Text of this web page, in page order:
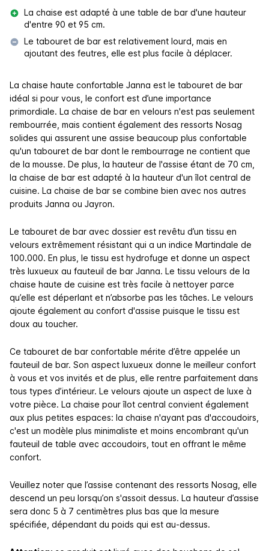
La chaise est adapté à une table de bar d'une hauteur
d'entre 90 et 95 cm.
Le tabouret de bar est relativement lourd, mais en
ajoutant des feutres, elle est plus facile à déplacer.
La chaise haute confortable Janna est le tabouret de bar
idéal si pour vous, le confort est d’une importance
primordiale. La chaise de bar en velours n'est pas seulement
rembourrée, mais contient également des ressorts Nosag
solides qui assurent une assise beaucoup plus confortable
qu'un tabouret de bar dont le rembourrage ne contient que
de la mousse. De plus, la hauteur de l'assise étant de 70 cm,
la chaise de bar est adapté à la hauteur d'un îlot central de
cuisine. La chaise de bar se combine bien avec nos autres
produits Janna ou Jayron.
Le tabouret de bar avec dossier est revêtu d’un tissu en
velours extrêmement résistant qui a un indice Martindale de
100.000. En plus, le tissu est hydrofuge et donne un aspect
très luxueux au fauteuil de bar Janna. Le tissu velours de la
chaise haute de cuisine est très facile à nettoyer parce
qu’elle est déperlant et n’absorbe pas les tâches. Le velours
ajoute également au confort d'assise puisque le tissu est
doux au toucher.
Ce tabouret de bar confortable mérite d’être appelée un
fauteuil de bar. Son aspect luxueux donne le meilleur confort
à vous et vos invités et de plus, elle rentre parfaitement dans
tous types d’intérieur. Le velours ajoute un aspect de luxe à
votre pièce. La chaise pour îlot central convient également
aux plus petites espaces: la chaise n'ayant pas d'accoudoirs,
c'est un modèle plus minimaliste et moins encombrant qu'un
fauteuil de table avec accoudoirs, tout en offrant le même
confort.
Veuillez noter que l’assise contenant des ressorts Nosag, elle
descend un peu lorsqu’on s'assoit dessus. La hauteur d’assise
sera donc 5 à 7 centimètres plus bas que la mesure
spécifiée, dépendant du poids qui est au-dessus.